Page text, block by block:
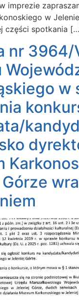
imprezie
w
części spotkania
nr
w